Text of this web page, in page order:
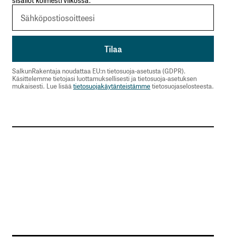
SalkunRakentaja noudattaa EU:n tietosuoja-asetusta (GDPR).
Käsittelemme tietojasi luottamuksellisesti ja tietosuoja-asetuksen
mukaisesti. Lue lisää tietosuojakäytänteistämmetietosuojaselosteesta.